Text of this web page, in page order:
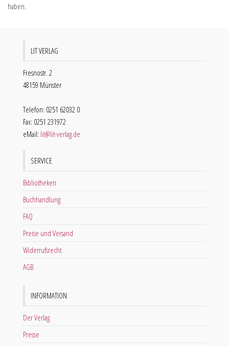
haben.
LIT VERLAG
Fresnostr. 2
48159 Münster
Telefon: 0251 62032 0
Fax: 0251 231972
eMail: lit@lit-verlag.de
SERVICE
Bibliotheken
Buchhandlung
FAQ
Preise und Versand
Widerrufsrecht
AGB
INFORMATION
Der Verlag
Presse